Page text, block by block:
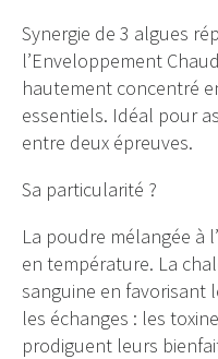
Synergie de 3 algues
l’Enveloppement
hautement concentré
essentiels. Idéal pour
entre deux épreuves.
Sa particularité ?
La poudre mélangée à
en température. La
sanguine en favorisant
les échanges : les
prodiguent leurs